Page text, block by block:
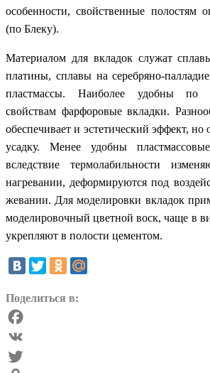
особенности, свойственные полостям
(по Блеку).
Материалом для вкладок служат
платины, сплавы на серебряно-
пластмассы. Наиболее удобны по
свойствам фарфоровые вкладки.
обеспечивает и эстетический эффект,
усадку. Менее удобны
вследствие термолабильности
нагревании, деформируются под
жевании. Для моделировки вкладок
моделировочный цветной воск, чаще в
укрепляют в полости цементом.
Поделиться в:
Facebook
VK